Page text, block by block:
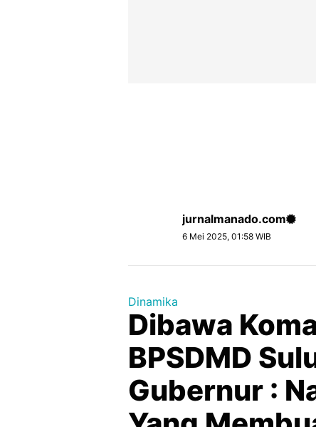
jurnalmanado.com
6 Mei 2025, 01:58 WIB
Dinamika
Dibawa
BPSDMD
Gubernur :